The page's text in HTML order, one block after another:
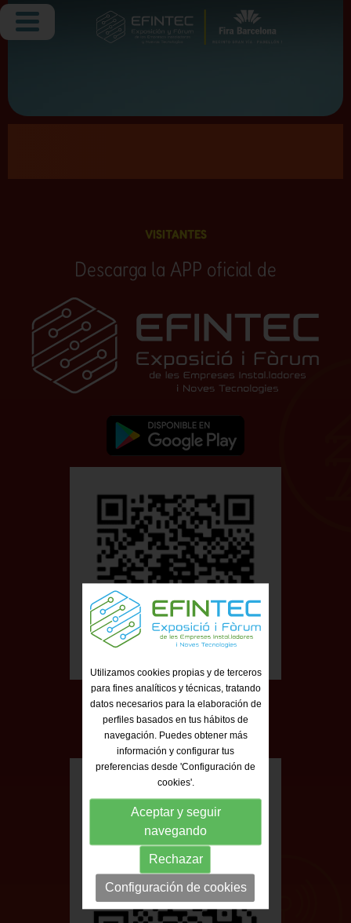
VISITANTES
Descarga la APP oficial de
Utilizamos cookies propias y de terceros
para fines analíticos y técnicas, tratando
datos necesarios para la elaboración de
perfiles basados en tus hábitos de
navegación. Puedes obtener más
información y configurar tus
preferencias desde 'Configuración de
cookies'.
Aceptar y seguir
navegando
Rechazar
Configuración de cookies